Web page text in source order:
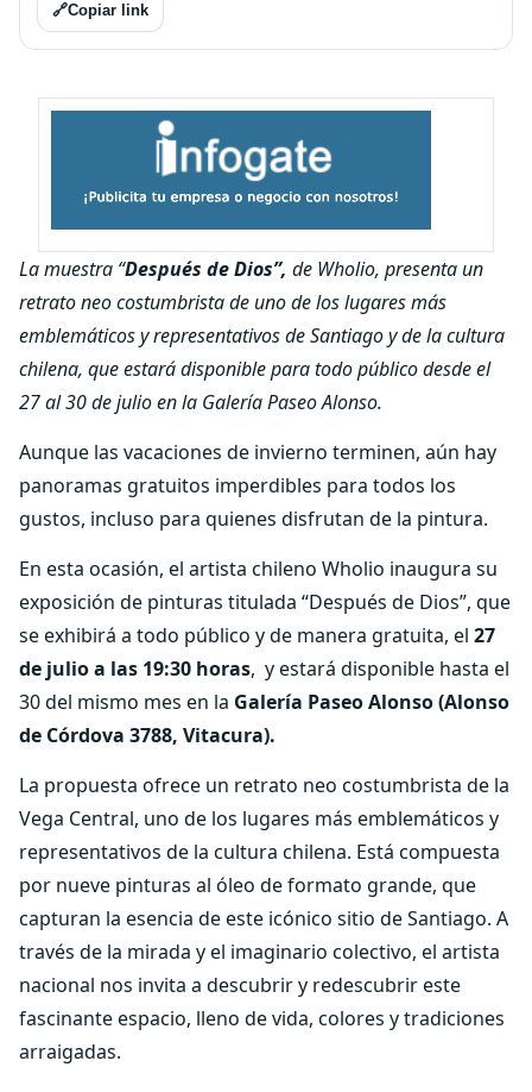
🔗Copiar link
La muestra “Después de Dios”, de Wholio, presenta un
retrato neo costumbrista de uno de los lugares más
emblemáticos y representativos de Santiago y de la cultura
chilena, que estará disponible para todo público desde el
27 al 30 de julio en la Galería Paseo Alonso.
Aunque las vacaciones de invierno terminen, aún hay
panoramas gratuitos imperdibles para todos los
gustos, incluso para quienes disfrutan de la pintura.
En esta ocasión, el artista chileno Wholio inaugura su
exposición de pinturas titulada “Después de Dios”, que
se exhibirá a todo público y de manera gratuita, el 27
de julio a las 19:30 horas, y estará disponible hasta el
30 del mismo mes en la Galería Paseo Alonso (Alonso
de Córdova 3788, Vitacura).
La propuesta ofrece un retrato neo costumbrista de la
Vega Central, uno de los lugares más emblemáticos y
representativos de la cultura chilena. Está compuesta
por nueve pinturas al óleo de formato grande, que
capturan la esencia de este icónico sitio de Santiago. A
través de la mirada y el imaginario colectivo, el artista
nacional nos invita a descubrir y redescubrir este
fascinante espacio, lleno de vida, colores y tradiciones
arraigadas.